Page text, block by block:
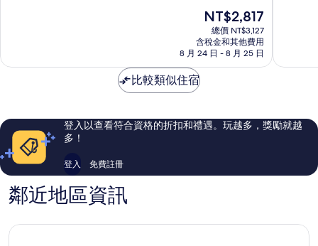
常
評
論
現
在
價
格
為
NT$2,817
總價 NT$3,127
含稅金和其他費用
8 月 24 日 - 8 月 25 日
杜
常
評
論
比較類似住宿
登入以查看符合資格的折扣和禮遇。玩越多，獎勵就越
多！
登入 免費註冊
鄰近地區資訊